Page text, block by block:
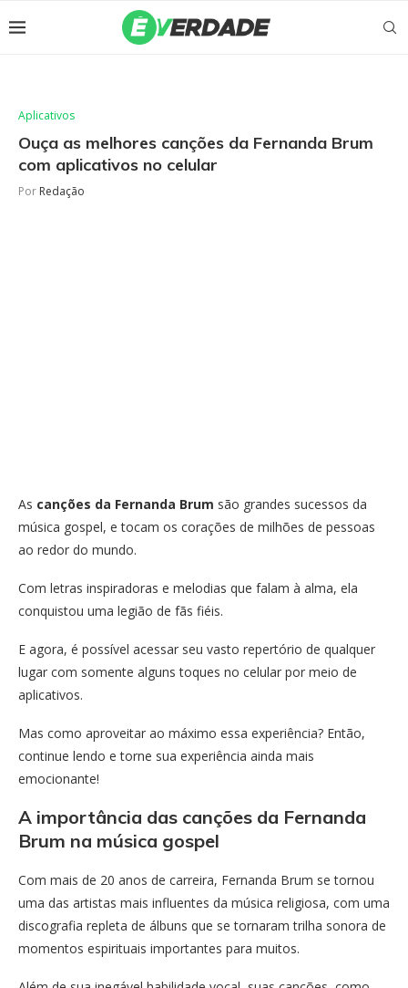
Aplicativos
Ouça as melhores canções da Fernanda Brum
com aplicativos no celular
Por Redação
As canções da Fernanda Brum são grandes sucessos da
música gospel, e tocam os corações de milhões de pessoas
ao redor do mundo.
Com letras inspiradoras e melodias que falam à alma, ela
conquistou uma legião de fãs fiéis.
E agora, é possível acessar seu vasto repertório de qualquer
lugar com somente alguns toques no celular por meio de
aplicativos.
Mas como aproveitar ao máximo essa experiência? Então,
continue lendo e torne sua experiência ainda mais
emocionante!
A importância das canções da Fernanda
Brum na música gospel
Com mais de 20 anos de carreira, Fernanda Brum se tornou
uma das artistas mais influentes da música religiosa, com uma
discografia repleta de álbuns que se tornaram trilha sonora de
momentos espirituais importantes para muitos.